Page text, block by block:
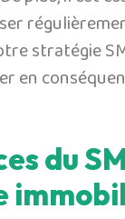
stratégie
en
du